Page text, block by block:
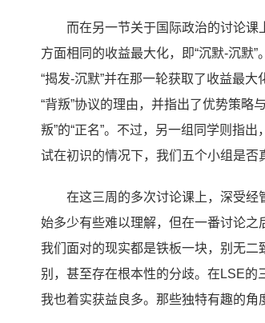
而在另一节关于国际政治的讨论
方面相同的收益最大化，即“沉默-沉默
“揭发-沉默”并在那一轮获取了收益最
“背叛”协议的理由，并指出了优势策略
叛”的“正名”。不过，另一组同学则指
试在初识的情况下，我们五个小组是否
在这三周的多次讨论课上，深受
始多少有些难以理解，但在一番讨论
我们面对的现实都是铁板一块，别无
别，甚至存在根本性的分歧。在LSE的
我也着实获益良多。那些独特有趣的角